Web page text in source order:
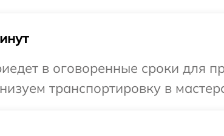
в оговоренные сроки для
транспортировку в